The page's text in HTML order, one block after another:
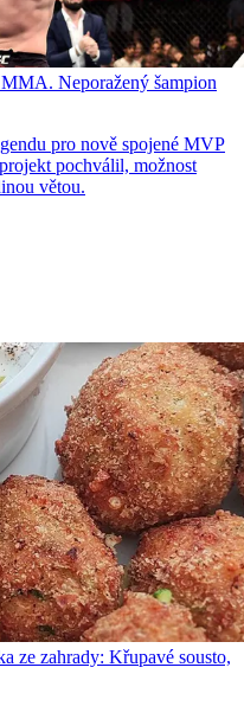
Neporažený šampion
pro nově spojené MVP
pochválil, možnost
větou.
ze zahrady: Křupavé sousto,